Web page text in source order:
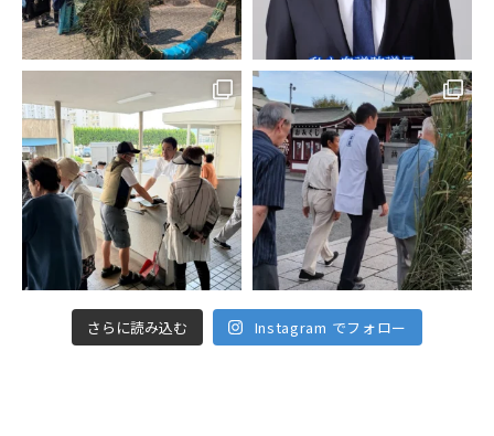
さらに読み込む Instagram でフォロー